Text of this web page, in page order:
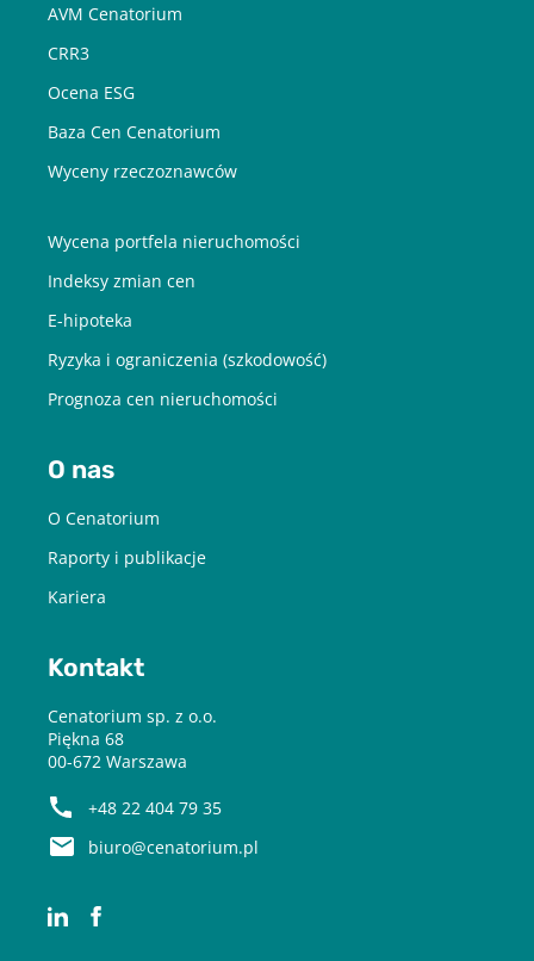
AVM Cenatorium
CRR3
Ocena ESG
Baza Cen Cenatorium
Wyceny rzeczoznawców
Wycena portfela nieruchomości
Indeksy zmian cen
E-hipoteka
Ryzyka i ograniczenia (szkodowość)
Prognoza cen nieruchomości
O nas
O Cenatorium
Raporty i publikacje
Kariera
Kontakt
Cenatorium sp. z o.o.
Piękna 68
00-672 Warszawa
+48 22 404 79 35
biuro@cenatorium.pl